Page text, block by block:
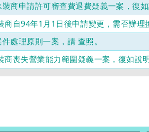
商申請許可審查費退費疑義一案，復
自94年1月1日後申請變更，需否辦理
處理原則一案，請 查照。
喪失營業能力範圍疑義一案，復如說明